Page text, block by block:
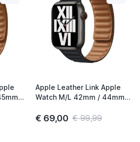
/
Apple Leather Link Apple
Watch M/L 42mm / 44mm /
€ 69,00 € 99,99